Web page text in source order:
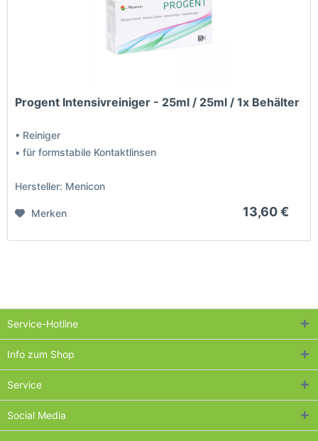
Progent Intensivreiniger - 25ml / 25ml / 1x Behälter
• Reiniger
• für formstabile Kontaktlinsen
Hersteller: Menicon
13,60 €
Merken
Service-Hotline
Info zum Shop
Service
Social Media